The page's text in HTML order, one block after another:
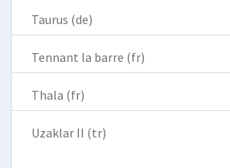
Taurus (de)
Tennant la barre (fr)
Thala (fr)
Uzaklar II (tr)